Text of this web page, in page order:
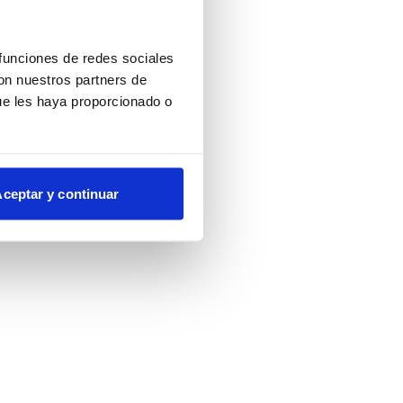
de redes sociales
nuestros partners de
les haya proporcionado o
y continuar
information).